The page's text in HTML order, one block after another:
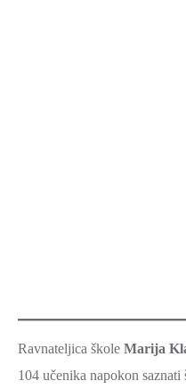
Ravnateljica škole Marija
104 učenika napokon saznati